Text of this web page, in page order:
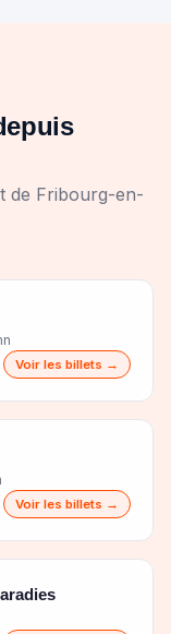
de Fribourg-en-
Voir les billets →
Voir les billets →